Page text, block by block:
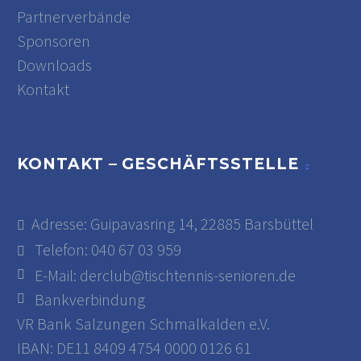
Partnerverbände
Sponsoren
Downloads
Kontakt
KONTAKT – GESCHÄFTSSTELLE
Adresse: Guipavasring 14, 22885 Barsbüttel
Telefon: 040 67 03 959
E-Mail: derclub@tischtennis-senioren.de
Bankverbindung
VR Bank Salzungen Schmalkalden e.V.
IBAN: DE11 8409 4754 0000 0126 61